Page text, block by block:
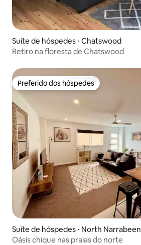
Suíte de hóspedes ⋅ Chatswood
Retiro na floresta de Chatswood
Preferido dos hóspedes
Preferido dos hóspedes
Suíte de hóspedes ⋅ North Narrabeen
Oásis chique nas praias do norte